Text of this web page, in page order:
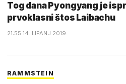
Tog dana Pyongyang je
prvoklasni štos Laibachu
21:55 14. LIPANJ 2019.
RAMMSTEIN